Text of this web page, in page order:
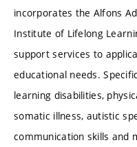
incorporates the Alfons
Institute of Lifelong
support services to
educational needs.
learning disabilities,
somatic illness, autistic
communication skills and